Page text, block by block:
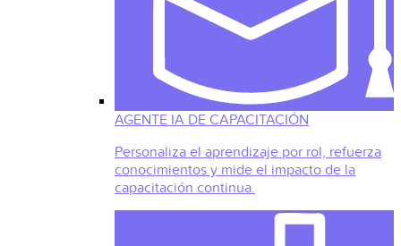
AGENTE IA DE CAPACITACIÓN
Personaliza el aprendizaje por rol, refuerza
conocimientos y mide el impacto de la
capacitación continua.